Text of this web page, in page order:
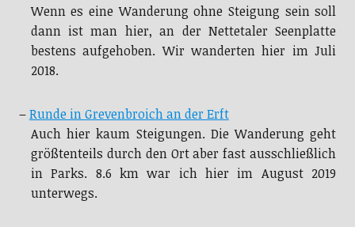
dann ist man hier, an der Nettetaler Seenplatte
bestens aufgehoben. Wir wanderten hier im Juli
2018.
Auch hier kaum Steigungen. Die Wanderung geht
größtenteils durch den Ort aber fast ausschließlich
in Parks. 8.6 km war ich hier im August 2019
unterwegs.